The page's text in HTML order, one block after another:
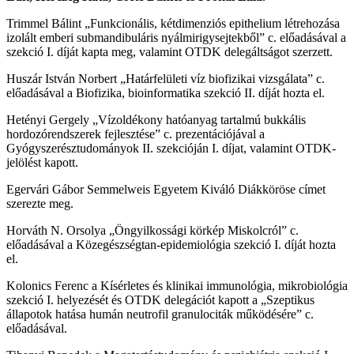
Trimmel Bálint „Funkcionális, kétdimenziós epithelium létrehozása
izolált emberi submandibuláris nyálmirigysejtekből” c. előadásával a
szekció I. díját kapta meg, valamint OTDK delegáltságot szerzett.
Huszár István Norbert „Határfelületi víz biofizikai vizsgálata” c.
előadásával a Biofizika, bioinformatika szekció II. díját hozta el.
Hetényi Gergely „Vízoldékony hatóanyag tartalmú bukkális
hordozórendszerek fejlesztése” c. prezentációjával a
Gyógyszerésztudományok II. szekcióján I. díjat, valamint OTDK-
jelölést kapott.
Egervári Gábor Semmelweis Egyetem Kiváló Diákköröse címet
szerezte meg.
Horváth N. Orsolya „Öngyilkossági körkép Miskolcról” c.
előadásával a Közegészségtan-epidemiológia szekció I. díját hozta
el.
Kolonics Ferenc a Kísérletes és klinikai immunológia, mikrobiológia
szekció I. helyezését és OTDK delegációt kapott a „Szeptikus
állapotok hatása humán neutrofil granulociták működésére” c.
előadásával.